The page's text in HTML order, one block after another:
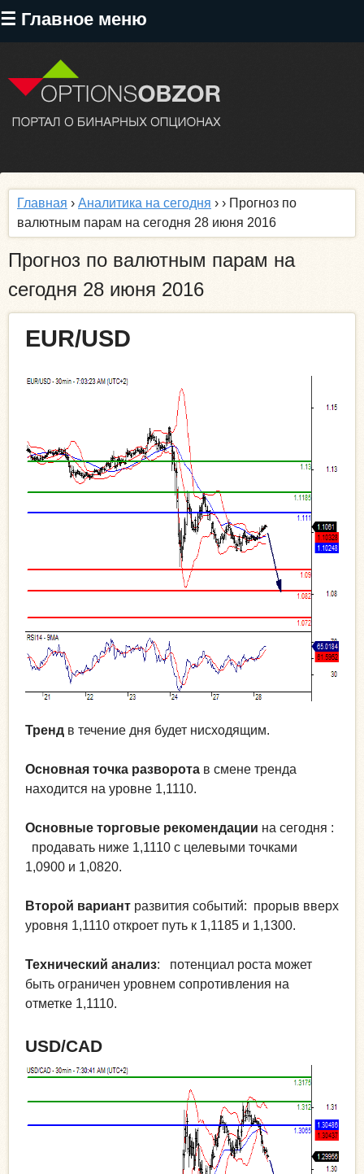
☰ Главное меню
Перейти
содержанию
Главная › Аналитика на сегодня › › Прогноз по
валютным парам на сегодня 28 июня 2016
Прогноз по валютным парам на
сегодня 28 июня 2016
EUR/USD
Тренд в течение дня будет нисходящим.
Основная точка разворота в смене тренда
находится на уровне 1,1110.
Основные торговые рекомендации на сегодня :
продавать ниже 1,1110 с целевыми точками
1,0900 и 1,0820.
Второй вариант развития событий: прорыв вверх
уровня 1,1110 откроет путь к 1,1185 и 1,1300.
Технический анализ: потенциал роста может
быть ограничен уровнем сопротивления на
отметке 1,1110.
USD/CAD